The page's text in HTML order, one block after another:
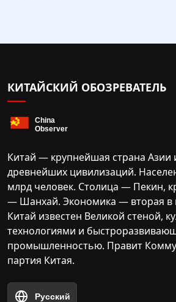
КИТАЙСКИЙ ОБОЗРЕВАТЕЛЬ
Китай — крупнейшая страна Азии
древнейших цивилизаций.
млрд человек. Столица — Пекин,
— Шанхай. Экономика — вторая в
Китай известен Великой стеной,
технологиями и
промышленностью. Правит
партия Китая.
Русский